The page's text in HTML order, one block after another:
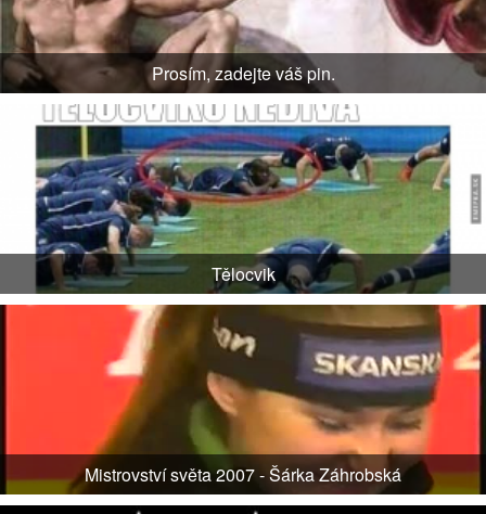
Prosím, zadejte váš pin.
Tělocvik
Mistrovství světa 2007 - Šárka Záhrobská